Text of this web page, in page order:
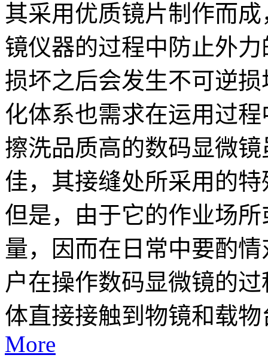
其采用优质镜片制作而
镜仪器的过程中防止外
损坏之后会发生不可逆
化体系也需求在运用过
擦洗品质高的数码显微
佳，其接缝处所采用的
但是，由于它的作业场
量，因而在日常中要酌
户在操作数码显微镜的
体直接接触到物镜和载物
More